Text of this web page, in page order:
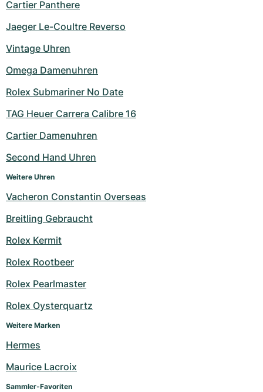
Cartier Panthere
Jaeger Le-Coultre Reverso
Vintage Uhren
Omega Damenuhren
Rolex Submariner No Date
TAG Heuer Carrera Calibre 16
Cartier Damenuhren
Second Hand Uhren
Weitere Uhren
Vacheron Constantin Overseas
Breitling Gebraucht
Rolex Kermit
Rolex Rootbeer
Rolex Pearlmaster
Rolex Oysterquartz
Weitere Marken
Hermes
Maurice Lacroix
Sammler-Favoriten